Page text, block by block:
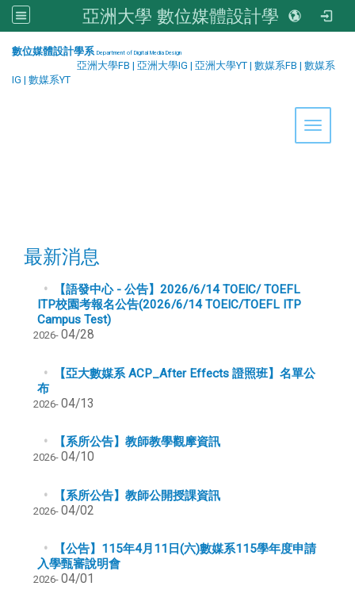
亞洲大學 數位媒體設計學系
數位媒體設計學系 Department of Digital Media Design
亞洲大學FB | 亞洲大學IG | 亞洲大學YT | 數媒系FB | 數媒系
IG | 數媒系YT
Toggle
最新消息
【語發中心 - 公告】2026/6/14 TOEIC/ TOEFL
ITP校園考報名公告(2026/6/14 TOEIC/TOEFL ITP
Campus Test)
2026- 04/28
【亞大數媒系 ACP_After Effects 證照班】名單公
布
2026- 04/13
【系所公告】教師教學觀摩資訊
2026- 04/10
【系所公告】教師公開授課資訊
2026- 04/02
【公告】115年4月11日(六)數媒系115學年度申請
入學甄審說明會
2026- 04/01